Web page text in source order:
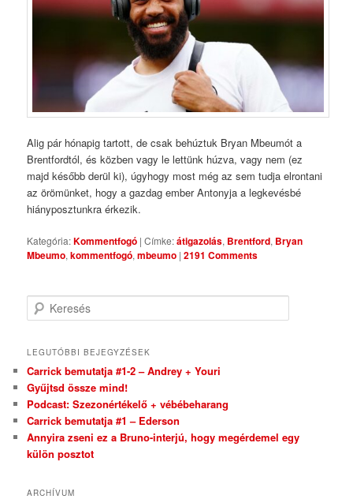
Alig pár hónapig tartott, de csak behúztuk Bryan Mbeumót a
Brentfordtól, és közben vagy le lettünk húzva, vagy nem (ez
majd később derül ki), úgyhogy most még az sem tudja elrontani
az örömünket, hogy a gazdag ember Antonyja a legkevésbé
hiányposztunkra érkezik.
Kategória:Kommentfogó |Címke:átigazolás, Brentford, Bryan
Mbeumo,kommentfogó,mbeumo |2191 Comments
Keresés
LEGUTÓBBI BEJEGYZÉSEK
Carrick bemutatja #1-2 – Andrey + Youri
Gyűjtsd össze mind!
Podcast: Szezonértékelő + vébébeharang
Carrick bemutatja #1 – Ederson
Annyira zseni ez a Bruno-interjú, hogy megérdemel egy
külön posztot
ARCHÍVUM